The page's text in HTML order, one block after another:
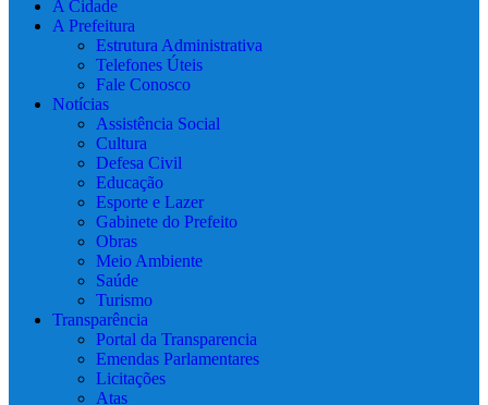
A Cidade
A Prefeitura
Estrutura Administrativa
Telefones Úteis
Fale Conosco
Notícias
Assistência Social
Cultura
Defesa Civil
Educação
Esporte e Lazer
Gabinete do Prefeito
Obras
Meio Ambiente
Saúde
Turismo
Transparência
Portal da Transparencia
Emendas Parlamentares
Licitações
Atas